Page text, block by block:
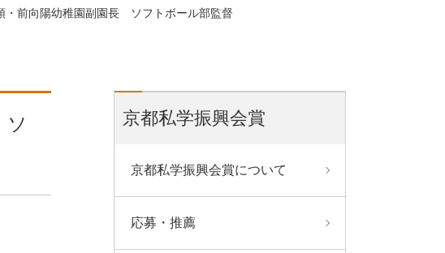
前向陽幼稚園副園長 ソフトボール部監督
京都私学振興会賞
京都私学振興会賞について
応募・推薦